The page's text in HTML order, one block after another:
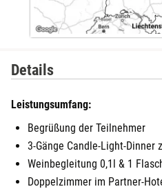
Details
Leistungsumfang:
Begrüßung der Teilnehmer
3-Gänge Candle-Light-Dinner
Weinbegleitung 0,1l & 1
Doppelzimmer im Partner-